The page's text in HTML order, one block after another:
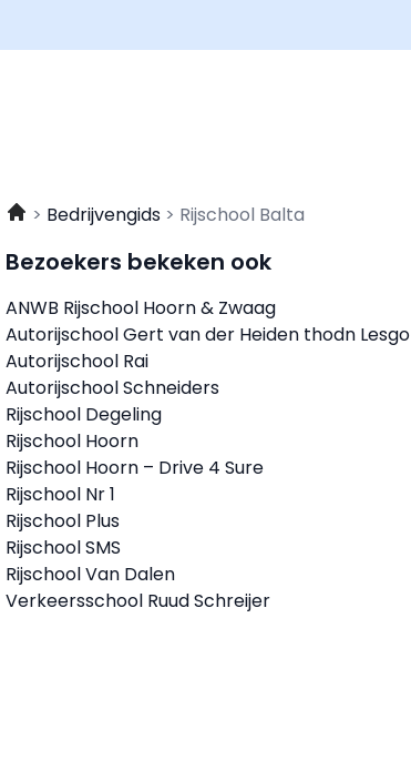
Bedrijvengids Rijschool Balta
Bezoekers bekeken ook
ANWB Rijschool Hoorn & Zwaag
Autorijschool Gert van der Heiden thodn Lesgo
Autorijschool Rai
Autorijschool Schneiders
Rijschool Degeling
Rijschool Hoorn
Rijschool Hoorn – Drive 4 Sure
Rijschool Nr 1
Rijschool Plus
Rijschool SMS
Rijschool Van Dalen
Verkeersschool Ruud Schreijer